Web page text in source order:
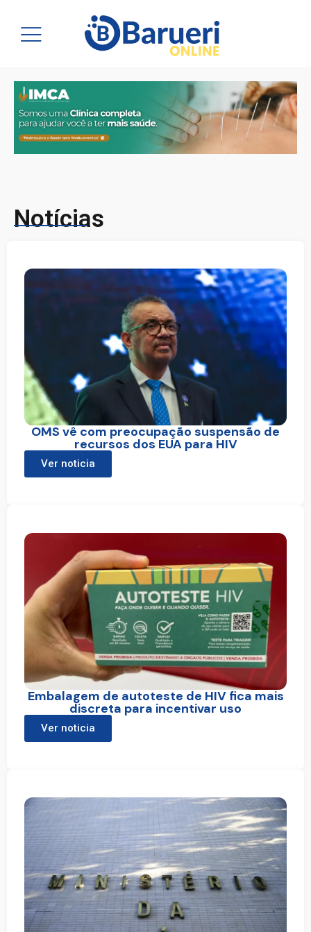
Notícias
OMS vê com preocupação suspensão de
recursos dos EUA para HIV
Ver noticia
Embalagem de autoteste de HIV fica mais
discreta para incentivar uso
Ver noticia